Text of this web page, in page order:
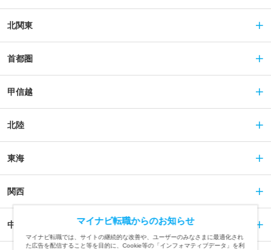
北関東
首都圏
甲信越
北陸
東海
関西
中国 マイナビ転職からのお知らせ
マイナビ転職では、サイトの継続的な改善や、ユーザーのみなさまに最適化され
た広告を配信すること等を目的に、Cookie等の「インフォマティブデータ」を利